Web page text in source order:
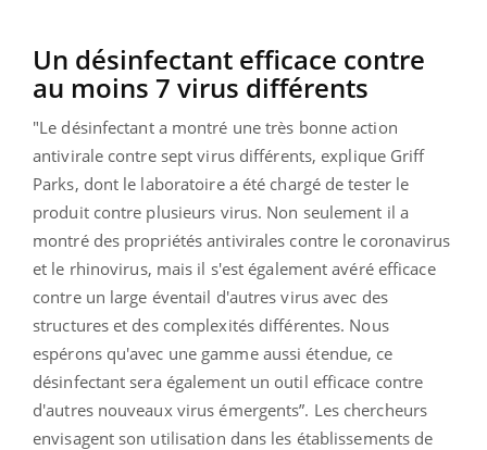
Un désinfectant efficace contre
au moins 7 virus différents
"Le désinfectant a montré une très bonne action
antivirale contre sept virus différents, explique Griff
Parks, dont le laboratoire a été chargé de tester le
produit contre plusieurs virus. Non seulement il a
montré des propriétés antivirales contre le coronavirus
et le rhinovirus, mais il s'est également avéré efficace
contre un large éventail d'autres virus avec des
structures et des complexités différentes. Nous
espérons qu'avec une gamme aussi étendue, ce
désinfectant sera également un outil efficace contre
d'autres nouveaux virus émergents”. Les chercheurs
envisagent son utilisation dans les établissements de